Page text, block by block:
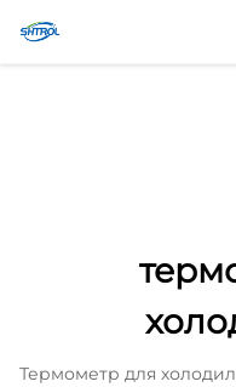
Зв'яжіться з нами
Термометр для